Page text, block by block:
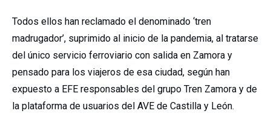
Todos ellos han reclamado el denominado ‘tren
madrugador’, suprimido al inicio de la pandemia, al tratarse
del único servicio ferroviario con salida en Zamora y
pensado para los viajeros de esa ciudad, según han
expuesto a EFE responsables del grupo Tren Zamora y de
la plataforma de usuarios del AVE de Castilla y León.